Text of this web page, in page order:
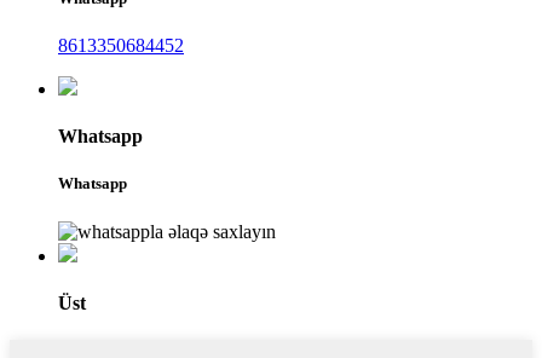
8613350684452
Whatsapp
Whatsapp
Üst